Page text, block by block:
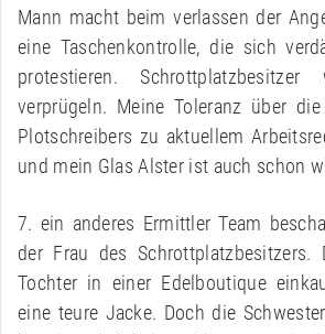
Mann macht beim verlassen der
eine Taschenkontrolle, die sich
protestieren.
verprügeln. Meine Toleranz über
Plotschreibers zu aktuellem
und mein Glas Alster ist auch schon
7. ein anderes Ermittler Team
der Frau des
Tochter in einer Edelboutique
eine teure Jacke. Doch die